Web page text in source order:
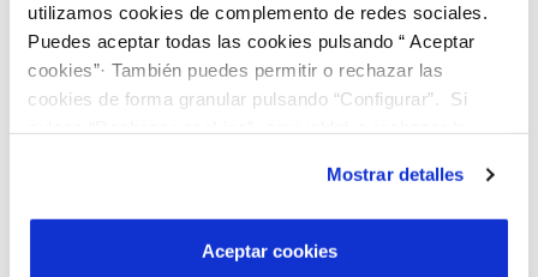
utilizamos cookies de complemento de redes sociales.
Puedes aceptar todas las cookies pulsando “ Aceptar
cookies”· También puedes permitir o rechazar las
cookies de forma granular pulsando “Configurar”. Si
son indispensables para que el sitio web funcione y que
por tanto no se pueden desactivar. Puedes consultar
más información en nuestraPolítica de Cookies
Mostrar detalles
Aceptar cookies
¡Descubre nuestro programa de Becas
“Jóvenes Talentos”!
Buscamos jóvenes brillantes que quieran cursar
ámbitos STEAM.